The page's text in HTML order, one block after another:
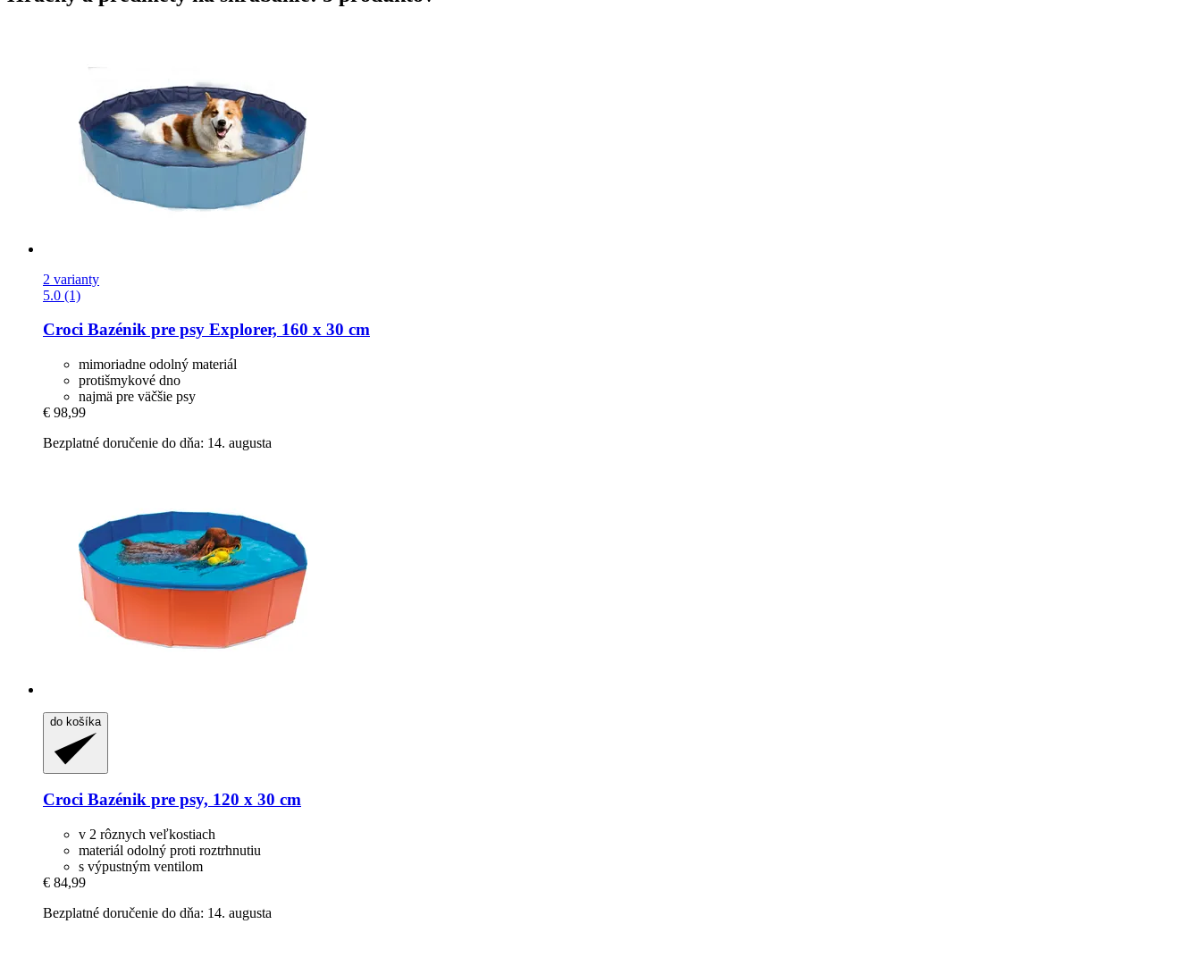
2 varianty
5.0 (1)
Croci Bazénik pre psy Explorer, 160 x 30 cm
mimoriadne odolný materiál
protišmykové dno
najmä pre väčšie psy
€ 98,99
Bezplatné doručenie do dňa: 14. augusta
do košíka
Croci Bazénik pre psy, 120 x 30 cm
v 2 rôznych veľkostiach
materiál odolný proti roztrhnutiu
s výpustným ventilom
€ 84,99
Bezplatné doručenie do dňa: 14. augusta